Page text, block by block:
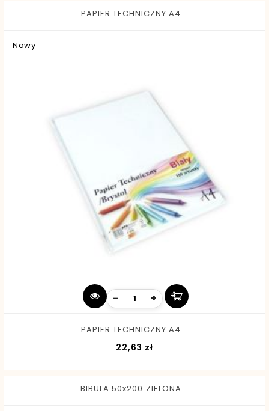
PAPIER TECHNICZNY A4...
Nowy
- +
PAPIER TECHNICZNY A4...
22,63 zł
BIBULA 50x200 ZIELONA...